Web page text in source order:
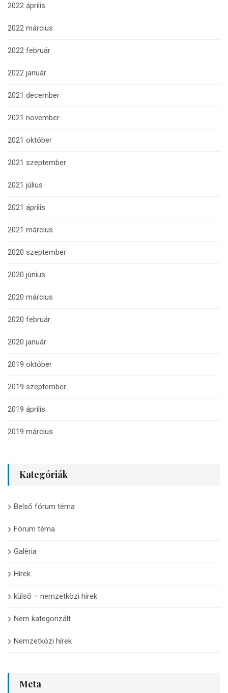
2022 április
2022 március
2022 február
2022 január
2021 december
2021 november
2021 október
2021 szeptember
2021 július
2021 április
2021 március
2020 szeptember
2020 június
2020 március
2020 február
2020 január
2019 október
2019 szeptember
2019 április
2019 március
Kategóriák
Belső fórum téma
Fórum téma
Galéria
Hírek
külső – nemzetközi hírek
Nem kategorizált
Nemzetközi hírek
Meta